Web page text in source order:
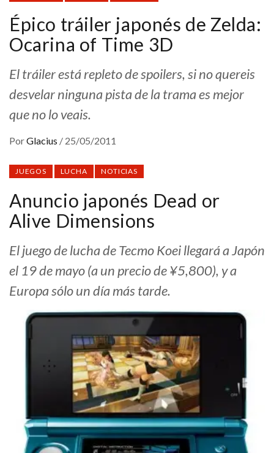
Épico tráiler japonés de Zelda:
Ocarina of Time 3D
El tráiler está repleto de spoilers, si no quereis
desvelar ninguna pista de la trama es mejor
que no lo veais.
PorGlacius / 25/05/2011
JUEGOS LUCHA NOTICIAS
Anuncio japonés Dead or
Alive Dimensions
El juego de lucha de Tecmo Koei llegará a Japón
el 19 de mayo (a un precio de ¥5,800), y a
Europa sólo un día más tarde.